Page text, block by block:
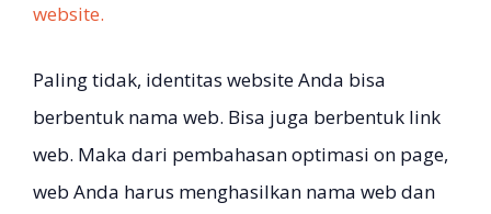
website.
Paling tidak, identitas website Anda bisa
berbentuk nama web. Bisa juga berbentuk link
web. Maka dari pembahasan optimasi on page,
web Anda harus menghasilkan nama web dan